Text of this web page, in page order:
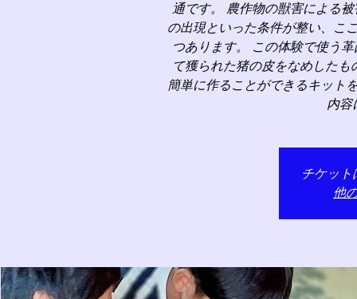
通です。 農作物の獣害による
の出現といった条件が整い、こ
つあります。 この体験で使う
て獲られた猪の皮をなめした
簡単に作ることができるキット
内容
チケット
他